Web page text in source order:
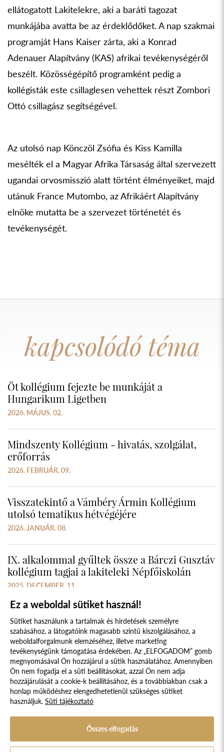
ellátogatott Lakitelekre, aki a baráti tagozat
munkájába avatta be az érdeklődőket. A nap szakmai
programját Hans Kaiser zárta, aki a Konrad
Adenauer Alapítvány (KAS) afrikai tevékenységéről
beszélt. Közösségépítő programként pedig a
kollégisták este csillaglesen vehettek részt Zombori
Ottó csillagász segítségével.
Az utolsó nap Könczöl Zsófia és Kiss Kamilla
mesélték el a Magyar Afrika Társaság által szervezett
ugandai orvosmisszió alatt történt élményeiket, majd
utánuk France Mutombo, az Afrikáért Alapítvány
elnöke mutatta be a szervezet történetét és
tevékenységét.
kapcsolódó téma
Öt kollégium fejezte be munkáját a
Hungarikum Ligetben
2026. MÁJUS. 02.
Mindszenty Kollégium - hivatás, szolgálat,
erőforrás
2026. FEBRUÁR. 09.
Visszatekintő a Vámbéry Ármin Kollégium
utolsó tematikus hétvégéjére
2026. JANUÁR. 08.
IX. alkalommal gyűltek össze a Bárczi Gusztáv
kollégium tagjai a lakiteleki Népfőiskolán
2025. DECEMBER. 11.
Süti szabályzat Adatvédelmi nyilatkozat
Jogi nyilatkozat
© 2017 - 2026 NÉPFŐISKOLA ALAPÍTVÁNY, LAKITELEK. MINDEN JOG
Ez a weboldal sütiket használ!
Sütiket használunk a tartalmak és hirdetések személyre
szabásához, a látogatóink magasabb szintű kiszolgálásához, a
weboldalforgalmunk elemzéséhez, illetve marketing
tevékenységünk támogatása érdekében. Az „ELFOGADOM” gomb
megnyomásával Ön hozzájárul a sütik használatához. Amennyiben
Ön nem fogadja el a süti beállításokat, azzal Ön nem adja
hozzájárulását a cookie-k beállításához, és a továbbiakban csak a
honlap működéshez elengedhetetlenül szükséges sütiket
használjuk. Süti tájékoztató
Összes elfogadás